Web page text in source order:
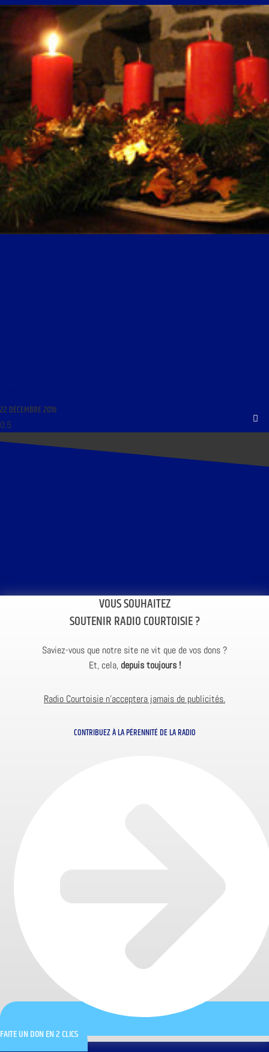
22 DÉCEMBRE 2016
VOUS SOUHAITEZ
SOUTENIR RADIO COURTOISIE ?
Saviez-vous que notre site ne vit que de vos dons ?
Et, cela, depuis toujours !
Radio Courtoisie n’acceptera jamais de publicités.
CONTRIBUEZ À LA PÉRENNITÉ DE LA RADIO
FAITE UN DON EN 2 CLICS